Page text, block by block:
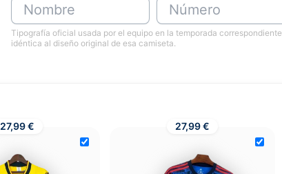
Nombre Número
Tipografía oficial usada por el equipo en la temporada correspondiente,
idéntica al diseño original de esa camiseta.
27,99 € 27,99 €